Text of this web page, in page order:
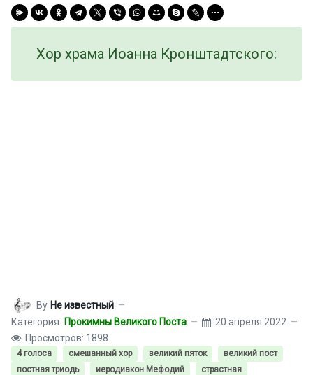
Хор храма Иоанна Кронштадтского:
By Не известный
Категория: Прокимны Великого Поста
20 апреля 2022
Просмотров: 1898
4 голоса смешанный хор великий пяток
великий пост
постная триодь
иеродиакон Мефодий страстная